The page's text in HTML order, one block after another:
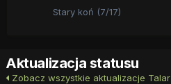
Stary koń (7/17)
Aktualizacja statusu
Zobacz wszystkie aktualizacje Talar